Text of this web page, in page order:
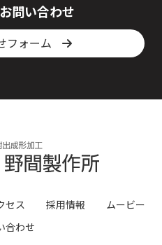
問い合わせ
フォーム
セス 採用情報
ムービー
合わせ